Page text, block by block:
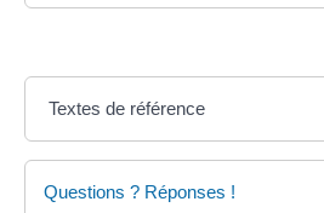
Textes de référence
Questions ? Réponses !